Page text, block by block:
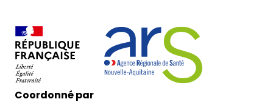
Coordonné par